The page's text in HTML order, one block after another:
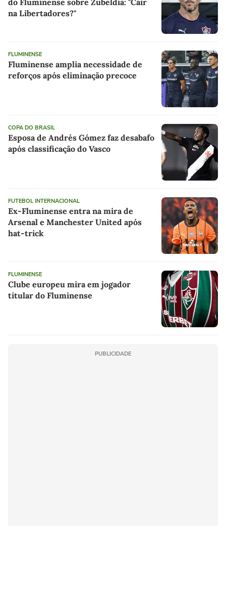
do Fluminense sobre Zubeldía: "Cair
na Libertadores?"
FLUMINENSE
Fluminense amplia necessidade de
reforços após eliminação precoce
COPA DO BRASIL
Esposa de Andrés Gómez faz desabafo
após classificação do Vasco
FUTEBOL INTERNACIONAL
Ex-Fluminense entra na mira de
Arsenal e Manchester United após
hat-trick
FLUMINENSE
Clube europeu mira em jogador
titular do Fluminense
PUBLICIDADE